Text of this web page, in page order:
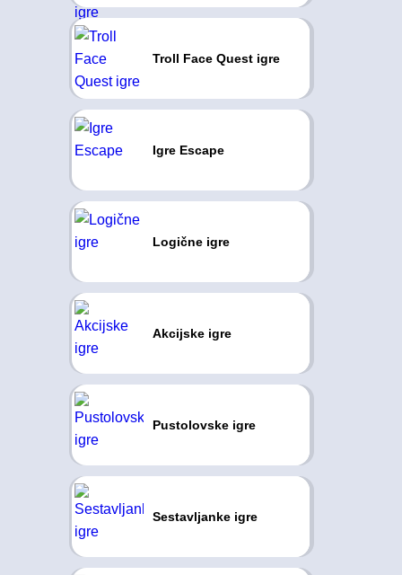
Troll Face Quest igre
Igre Escape
Logične igre
Akcijske igre
Pustolovske igre
Sestavljanke igre